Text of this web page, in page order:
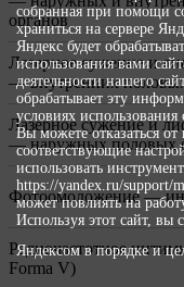
органов
Лазерное сужение и
— внутренних
Лазерное сужение и
— наружных половых
Фотоомоложение —
Радиочастотное
Forma V)
собранная при помощи
храниться на сервере
Яндекс будет
использования вами
деятельности нашего
обрабатывает эту
условиях
Вы можете отказаться
соответствующие
использовать
https://yandex.ru/support/
может повлиять на
Используя этот сайт, вы
Яндексом в порядке и